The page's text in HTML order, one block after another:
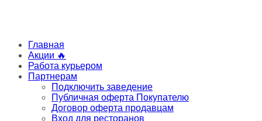
Главная
Акции 🔥
Работа курьером
Партнерам
Подключить заведение
Публичная оферта Покупателю
Договор оферта продавцам
Вход для ресторанов